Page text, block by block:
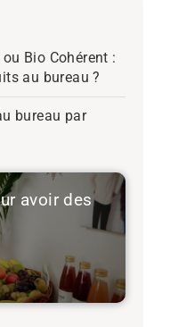
Bio Cohérent :
au bureau ?
bureau par
avoir des